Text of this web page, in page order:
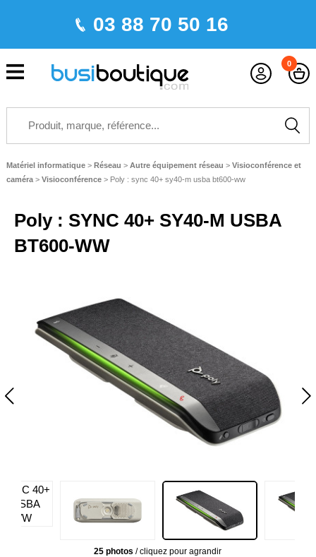
03 88 70 50 16
0
Matériel informatique > Réseau > Autre équipement réseau > Visioconférence et
caméra > Visioconférence> Poly : sync 40+ sy40-m usba bt600-ww
Poly : SYNC 40+ SY40-M USBA
BT600-WW
25 photos / cliquez pour agrandir